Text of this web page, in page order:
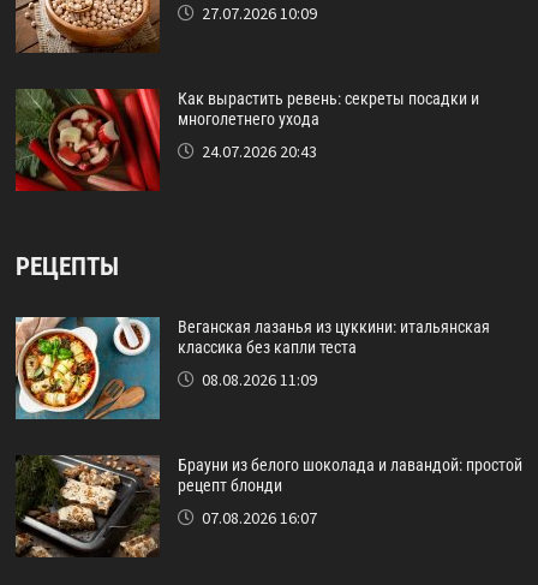
27.07.2026 10:09
Как вырастить ревень: секреты посадки и
многолетнего ухода
24.07.2026 20:43
РЕЦЕПТЫ
Веганская лазанья из цуккини: итальянская
классика без капли теста
08.08.2026 11:09
Брауни из белого шоколада и лавандой: простой
рецепт блонди
07.08.2026 16:07